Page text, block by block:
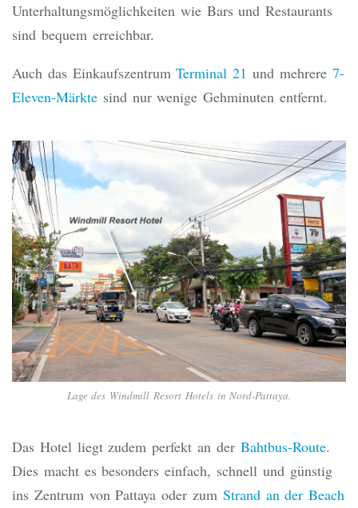
Unterhaltungsmöglichkeiten wie Bars und Restaurants
sind bequem erreichbar.
Auch das EinkaufszentrumTerminal 21 und mehrere 7-
Eleven-Märkte sind nur wenige Gehminuten entfernt.
Lage des Windmill Resort Hotels in Nord-Pattaya.
Das Hotel liegt zudem perfekt an der Bahtbus-Route.
Dies macht es besonders einfach, schnell und günstig
ins Zentrum von Pattaya oder zum Strand an der Beach